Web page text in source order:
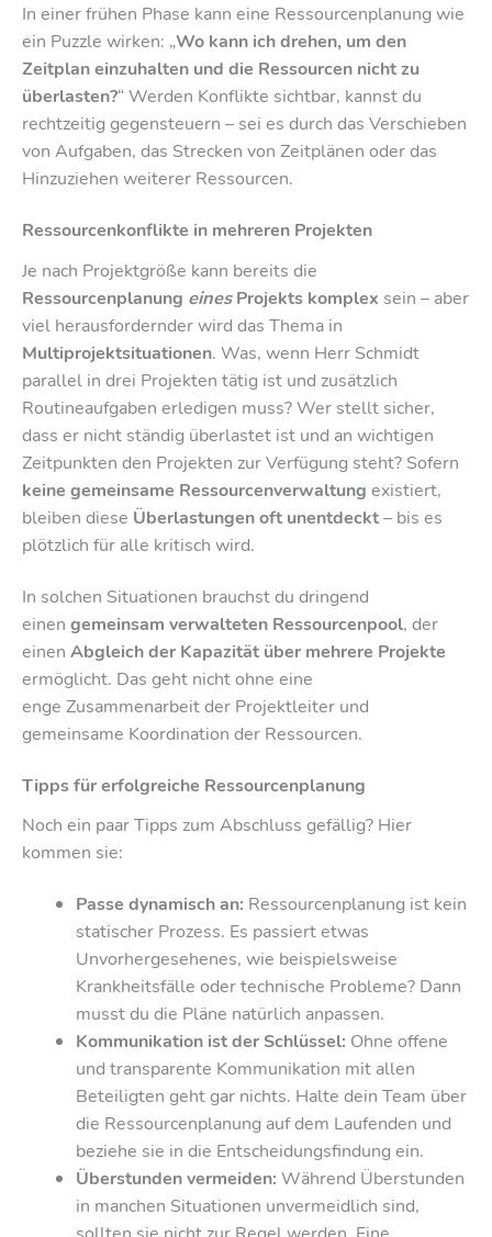
In einer frühen Phase kann eine Ressourcenplanung wie
ein Puzzle wirken: „Wo kann ich drehen, um den
Zeitplan einzuhalten und die Ressourcen nicht zu
überlasten?“ Werden Konflikte sichtbar, kannst du
rechtzeitig gegensteuern – sei es durch das Verschieben
von Aufgaben, das Strecken von Zeitplänen oder das
Hinzuziehen weiterer Ressourcen.
Ressourcenkonflikte in mehreren Projekten
Je nach Projektgröße kann bereits die
Ressourcenplanung einesProjekts komplex sein – aber
viel herausfordernder wird das Thema in
Multiprojektsituationen. Was, wenn Herr Schmidt
parallel in drei Projekten tätig ist und zusätzlich
Routineaufgaben erledigen muss? Wer stellt sicher,
dass er nicht ständig überlastet ist und an wichtigen
Zeitpunkten den Projekten zur Verfügung steht? Sofern
keine gemeinsame Ressourcenverwaltung existiert,
bleiben diese Überlastungen oft unentdeckt– bis es
plötzlich für alle kritisch wird.
In solchen Situationen brauchst du dringend
einen gemeinsam verwalteten Ressourcenpool, der
einen Abgleich der Kapazität über mehrere Projekte
ermöglicht. Das geht nicht ohne eine
enge Zusammenarbeit der Projektleiter und
gemeinsame Koordination der Ressourcen.
Tipps für erfolgreiche Ressourcenplanung
Noch ein paar Tipps zum Abschluss gefällig? Hier
kommen sie:
Passe dynamisch an: Ressourcenplanung ist kein
statischer Prozess. Es passiert etwas
Unvorhergesehenes, wie beispielsweise
Krankheitsfälle oder technische Probleme? Dann
musst du die Pläne natürlich anpassen.
Kommunikation ist der Schlüssel: Ohne offene
und transparente Kommunikation mit allen
Beteiligten geht gar nichts. Halte dein Team über
die Ressourcenplanung auf dem Laufenden und
beziehe sie in die Entscheidungsfindung ein.
Überstunden vermeiden: Während Überstunden
in manchen Situationen unvermeidlich sind,